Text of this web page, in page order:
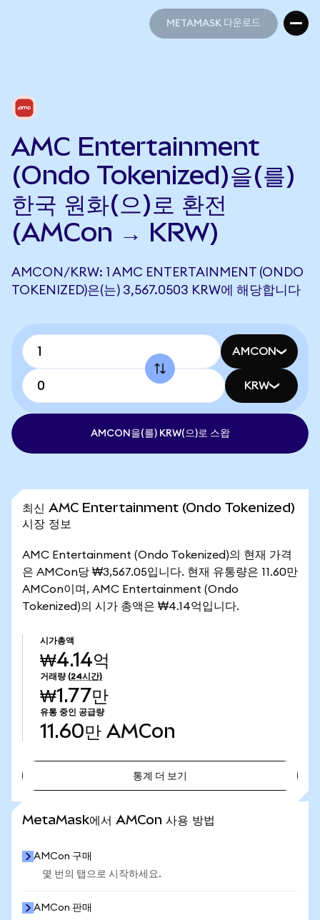
METAMASK 다운로드
AMC Entertainment
(Ondo Tokenized)을(를)
한국 원화(으)로 환전
(AMCon → KRW)
AMCON/KRW: 1 AMC ENTERTAINMENT (ONDO
TOKENIZED)은(는) 3,567.0503 KRW에 해당합니다
AMCON
KRW
AMCON을(를) KRW(으)로 스왑
최신 AMC Entertainment (Ondo Tokenized)
시장 정보
AMC Entertainment (Ondo Tokenized)의 현재 가격
은 AMCon당 ₩3,567.05입니다. 현재 유통량은 11.60만
AMCon이며, AMC Entertainment (Ondo
Tokenized)의 시가 총액은 ₩4.14억입니다.
시가총액
₩4.14억
거래량 (24시간)
₩1.77만
유통 중인 공급량
11.60만 AMCon
통계 더 보기
MetaMask에서 AMCon 사용 방법
AMCon 구매
몇 번의 탭으로 시작하세요.
AMCon 판매